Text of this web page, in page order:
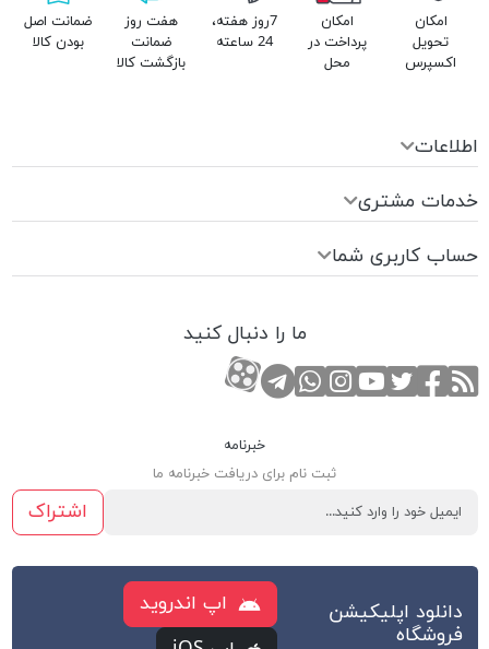
امکان
تحویل
اکسپرس
امکان
پرداخت در
محل
7روز هفته،
24 ساعته
هفت روز
ضمانت
بازگشت کالا
ضمانت اصل
بودن کالا
اطلاعات
خدمات مشتری
حساب کاربری شما
ما را دنبال کنید
RSSصفحه فیسبوک
صفحه تویتر
کانال یوتوب
صفحه اینستاگرام
تماس با واتس اپ
کانال تلگرام
کانال آپارات
خبرنامه
ثبت نام برای دریافت خبرنامه ما
اشتراک
دانلود اپلیکیشن
فروشگاه
اپ اندروید